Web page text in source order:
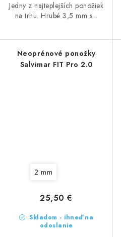
Jedny z najteplejších ponožiek
na trhu. Hrubé 3,5 mm s...
Neoprénové ponožky
Salvimar FIT Pro 2.0
2 mm
Skladom - ihneď na
odoslanie
25,50 €